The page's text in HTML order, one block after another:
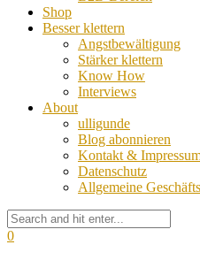
Shop
Besser klettern
Angstbewältigung
Stärker klettern
Know How
Interviews
About
ulligunde
Blog abonnieren
Kontakt &
Datenschutz
Allgemeine
0